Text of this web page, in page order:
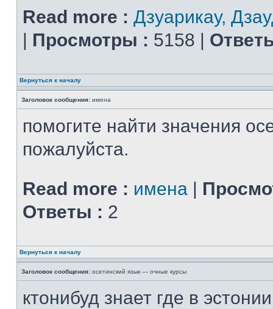
Read more : Дзуарикау,
| Просмотры : 5158 |
Вернуться к началу
Заголовок сообщения: имена
помогите найти значения
пожалуйста.
Read more : имена |
Ответы : 2
Вернуться к началу
Заголовок сообщения: осетинский язык — очные курсы
ктонибуд знает где в